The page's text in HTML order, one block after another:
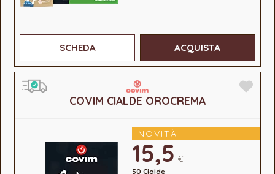
SCHEDA ACQUISTA
COVIM CIALDE OROCREMA
NOVITÀ
15,5 €
50 Cialde